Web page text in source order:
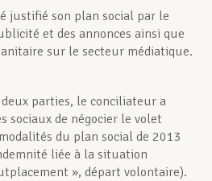
justifié son plan social par le
et des annonces ainsi que
sur le secteur médiatique.
parties, le conciliateur a
sociaux de négocier le volet
du plan social de 2013
liée à la situation
», départ volontaire).